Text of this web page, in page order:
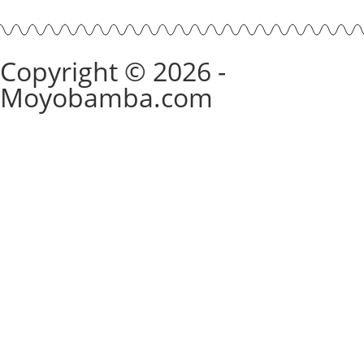
Copyright © 2026 -
Moyobamba.com